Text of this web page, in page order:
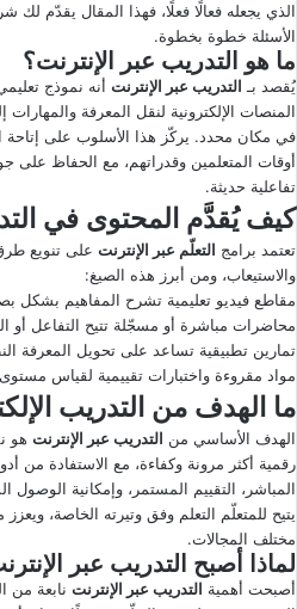
ى
ي
ا
ل
ر
و
ن
ي
ا
الذي يجعله فعالًا فعلًا، فهذا المقال يقدّم
الأسئلة خطوة بخطوة.
ما هو التدريب عبر الإنترنت؟
يُقصد بـ التدريب عبر الإنترنت أنه نموذج
المنصات الإلكترونية لنقل المعرفة والمهارات
في مكان محدد. يركّز هذا الأسلوب على
أوقات المتعلمين وقدراتهم، مع الحفاظ على
تفاعلية حديثة.
كيف يُقدَّم المحتوى في
تعتمد برامج التعلّم عبر الإنترنت على تنويع
والاستيعاب، ومن أبرز هذه الصيغ:
مقاطع فيديو تعليمية تشرح المفاهيم بشكل
محاضرات مباشرة أو مسجّلة تتيح التفاعل أو
تمارين تطبيقية تساعد على تحويل المعرفة
مواد مقروءة واختبارات تقييمية لقياس
ما الهدف من التدريب
الهدف الأساسي من التدريب عبر الإنترنت هو
رقمية أكثر مرونة وكفاءة، مع الاستفادة من
المباشر، التقييم المستمر، وإمكانية
يتيح للمتعلّم التعلم وفق وتيرته الخاصة،
مختلف المجالات.
لماذا أصبح التدريب عبر
أصبحت أهمية التدريب عبر الإنترنت نابعة من